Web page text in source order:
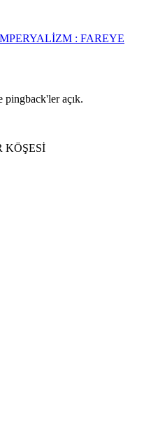
: FAREYE
pingback'ler açık.
KÖŞESİ